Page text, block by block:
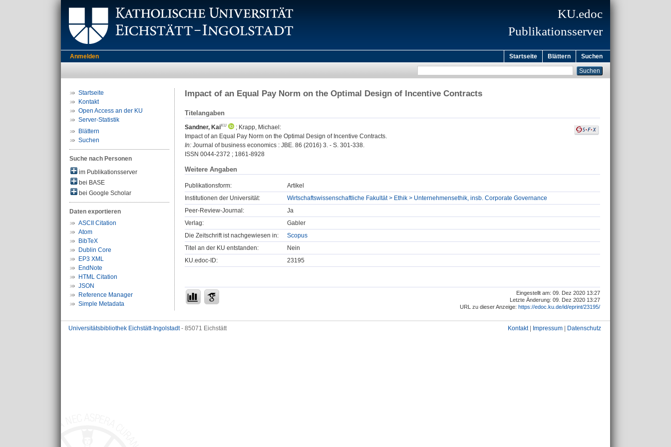
KU.edoc
Publikationsserver
Anmelden Startseite Blättern Suchen
Startseite
Kontakt
Open Access an der KU
Server-Statistik
Blättern
Suchen
Suche nach Personen
im Publikationsserver
bei BASE
bei Google Scholar
Daten exportieren
ASCII Citation
Atom
BibTeX
Dublin Core
EP3 XML
EndNote
HTML Citation
JSON
Reference Manager
Simple Metadata
Impact of an Equal Pay Norm on the Optimal Design of Incentive Contracts
Titelangaben
Sandner, Kai ; Krapp, Michael :
Impact of an Equal Pay Norm on the Optimal Design of Incentive Contracts.
In: Journal of business economics : JBE. 86 (2016) 3. - S. 301-338.
ISSN 0044-2372 ; 1861-8928
Weitere Angaben
Publikationsform:
Artikel
Institutionen der Universität:
Wirtschaftswissenschaftliche Fakultät > Ethik > Unternehmensethik, insb. Corporate Governance
Peer-Review-Journal:
Ja
Verlag:
Gabler
Die Zeitschrift ist nachgewiesen in:
Scopus
Titel an der KU entstanden:
Nein
KU.edoc-ID:
23195
Eingestellt am: 09. Dez 2020 13:27
Letzte Änderung: 09. Dez 2020 13:27
URL zu dieser Anzeige: https://edoc.ku.de/id/eprint/23195/
Universitätsbibliothek Eichstätt-Ingolstadt- 85071 Eichstätt Kontakt| Impressum Datenschutz